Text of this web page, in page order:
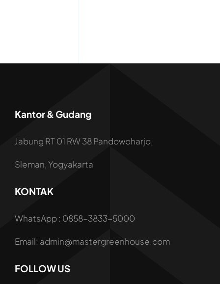
Kantor & Gudang
Jabung RT 01 RW 38 Pandowoharjo,
Sleman, Yogyakarta
KONTAK
WhatsApp : 0858-3833-5000
Email: admin@mastergreenhouse.com
FOLLOW US